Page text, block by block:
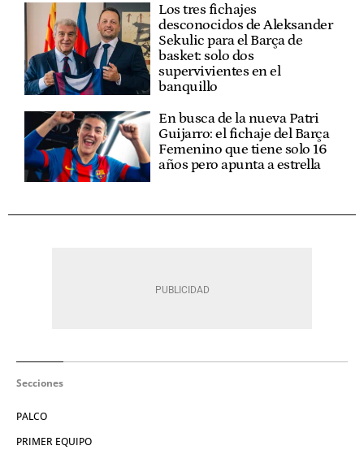
Los tres fichajes
desconocidos de Aleksander
Sekulic para el Barça de
basket: solo dos
supervivientes en el
banquillo
En busca de la nueva Patri
Guijarro: el fichaje del Barça
Femenino que tiene solo 16
años pero apunta a estrella
Secciones
PALCO
PRIMER EQUIPO